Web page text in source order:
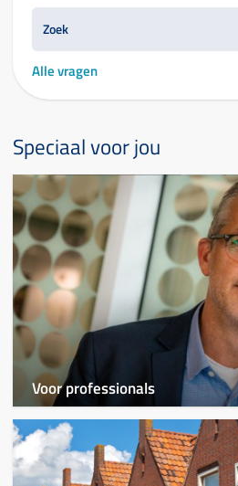
Alle vragen
Speciaal voor jou
Voor professionals